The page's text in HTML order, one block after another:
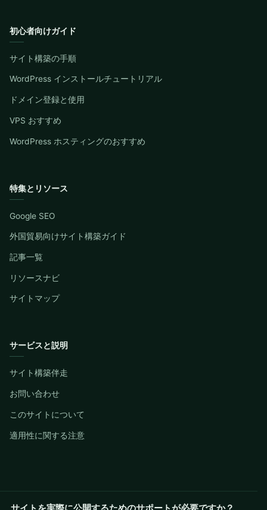
初心者向けガイド
サイト構築の手順
WordPress インストールチュートリアル
ドメイン登録と使用
VPS おすすめ
WordPress ホスティングのおすすめ
特集とリソース
Google SEO
外国貿易向けサイト構築ガイド
記事一覧
リソースナビ
サイトマップ
サービスと説明
サイト構築伴走
お問い合わせ
このサイトについて
適用性に関する注意